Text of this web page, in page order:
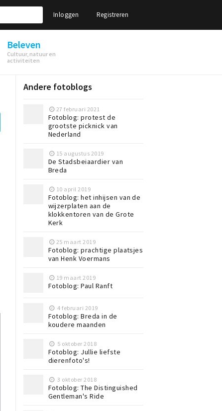
Inloggen Registreren
Beleven
Cultuur, natuur en
activiteiten
Andere fotoblogs
27 februari 2021
Fotoblog: protest de
grootste picknick van
Nederland
15 augustus 2019
De Stadsbeiaardier van
Breda
10 april 2019
Fotoblog: het inhijsen van de
wijzerplaten aan de
klokkentoren van de Grote
Kerk
25 maart 2019
Fotoblog: prachtige plaatsjes
van Henk Voermans
19 maart 2019
Fotoblog: Paul Ranft
4 februari 2019
Fotoblog: Breda in de
koudere maanden
5 oktober 2018
Fotoblog: Jullie liefste
dierenfoto's!
3 oktober 2018
Fotoblog: The Distinguished
Gentleman's Ride